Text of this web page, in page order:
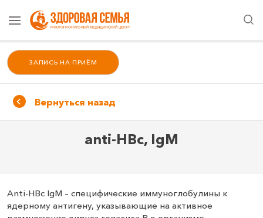
ЗАПИСЬ НА ПРИЁМ
Вернуться назад
anti-HBc, IgM
Anti-HBc IgM – специфические иммуноглобулины к
ядерному антигену, указывающие на активное